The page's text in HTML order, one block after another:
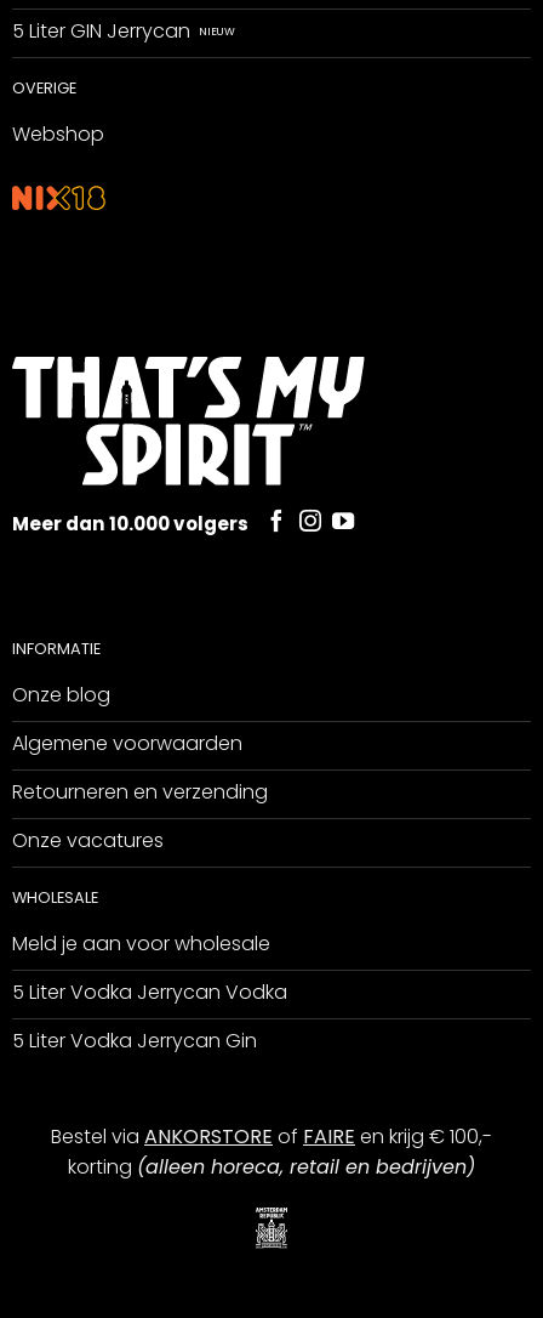
5 Liter GIN Jerrycan
OVERIGE
Webshop
Meer dan 10.000 volgers
INFORMATIE
Onze blog
Algemene voorwaarden
Retourneren en verzending
Onze vacatures
WHOLESALE
Meld je aan voor wholesale
5 Liter Vodka Jerrycan Vodka
5 Liter Vodka Jerrycan Gin
Bestel via ANKORSTORE of FAIRE en krijg € 100,-
korting (alleen horeca, retail en bedrijven)